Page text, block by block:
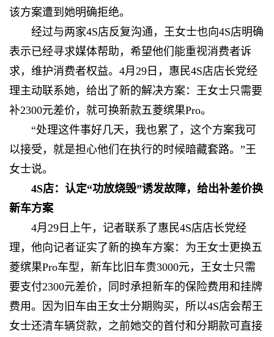
该方案遭到她明确拒绝。
经过与两家4S店反复沟通，王女士也向4S店明确
表示已经寻求媒体帮助，希望他们能重视消费者诉
求，维护消费者权益。4月29日，惠民4S店店长党经
理主动联系她，给出了新的解决方案：王女士只需要
补2300元差价，就可换新款五菱缤果Pro。
“处理这件事好几天，我也累了，这个方案我可
以接受，就是担心他们在执行的时候暗藏套路。”王
女士说。
4S店：认定“功放烧毁”诱发故障，给出补差价换
新车方案
4月29日上午，记者联系了惠民4S店店长党经
理，他向记者证实了新的换车方案：为王女士更换五
菱缤果Pro车型，新车比旧车贵3000元，王女士只需
要支付2300元差价，同时承担新车的保险费用和挂牌
费用。因为旧车由王女士分期购买，所以4S店会帮王
女士还清车辆贷款，之前她交的首付和分期款可直接